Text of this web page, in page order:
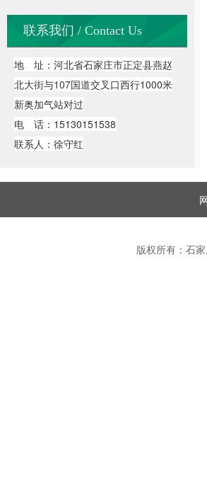
联系我们 / Contact Us
地 址：河北省石家庄市正定县燕赵
北大街与107国道交叉口西行1000米
新奥加气站对过
电 话：15130151538
联系人：徐守红
版权所有：石